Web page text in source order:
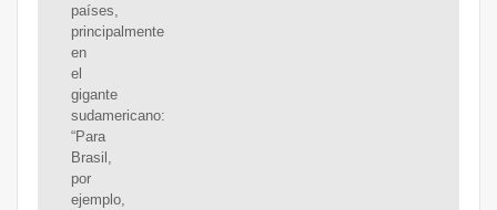
países,
principalmente
en
el
gigante
sudamericano:
“Para
Brasil,
por
ejemplo,